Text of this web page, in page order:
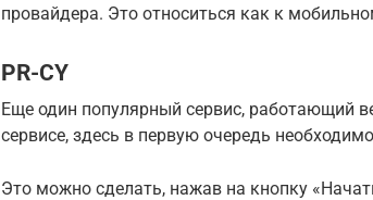
провайдера. Это относиться как к
PR-CY
Еще один популярный сервис, работающий
сервисе, здесь в первую очередь
Это можно сделать, нажав на кнопку